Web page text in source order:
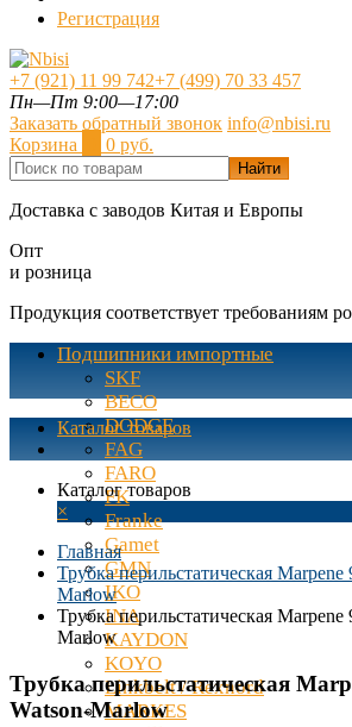
Регистрация
+7 (921) 11 99 742+7 (499) 70 33 457
Пн—Пт 9:00—17:00
Заказать обратный звонок info@nbisi.ru
Корзина
0 руб.
Найти
Доставка с заводов Китая и Европы
Опт
и розница
Продукция соответствует требованиям
Подшипники импортные
SKF
BECO
DODGE
FAG
FARO
FK
Franke
Gamet
GMN
IKO
INA
KAYDON
KOYO
Linkbelt / Rexnord
MARKES
Каталог товаров
Каталог товаров
×
Главная
Трубка перильстатическая
Marlow
Трубка перильстатическая
Marlow
Трубка перильстатическая
Watson-Marlow